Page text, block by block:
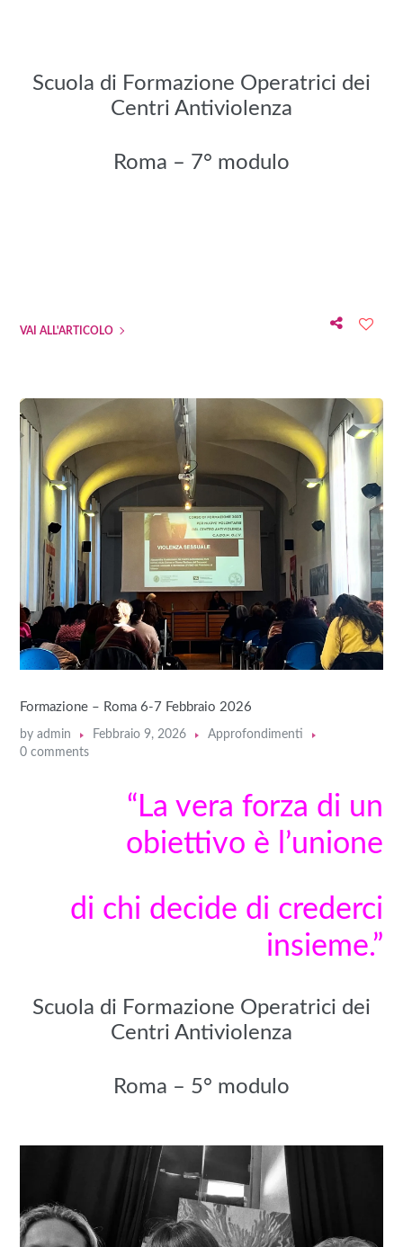
Scuola di Formazione Operatrici dei
Centri Antiviolenza
Roma – 7° modulo
VAI ALL'ARTICOLO
Formazione – Roma 6-7 Febbraio 2026
byadmin Febbraio 9, 2026
Approfondimenti
0 comments
“La vera forza di un
obiettivo è l’unione
di chi decide di crederci
insieme.”
Scuola di Formazione Operatrici dei
Centri Antiviolenza
Roma – 5° modulo